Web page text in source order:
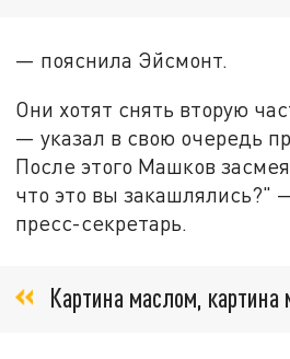
— пояснила Эйсмонт.
Они хотят снять вторую
— указал в свою очередь
После этого Машков
что это вы закашлялись?"
пресс-секретарь.
Картина маслом, картина